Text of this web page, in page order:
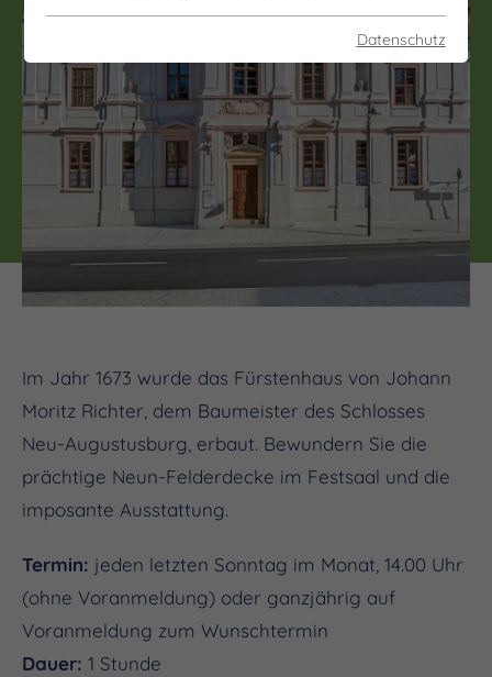
Im Jahr 1673 wurde das Fürstenhaus von Johann
Moritz Richter, dem Baumeister des Schlosses
Neu-Augustusburg, erbaut. Bewundern Sie die
prächtige Neun-Felderdecke im Festsaal und die
imposante Ausstattung.
Termin: jeden letzten Sonntag im Monat, 14.00 Uhr
(ohne Voranmeldung) oder ganzjährig auf
Voranmeldung zum Wunschtermin
Dauer: 1 Stunde
Datenschutz